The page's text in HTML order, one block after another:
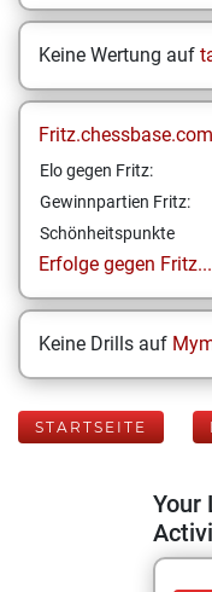
Keine Wertung auf
Elo gegen Fritz:
Gewinnpartien Fritz:
Schönheitspunkte
Erfolge gegen Fritz...
Keine Drills auf
STARTSEITE
Your